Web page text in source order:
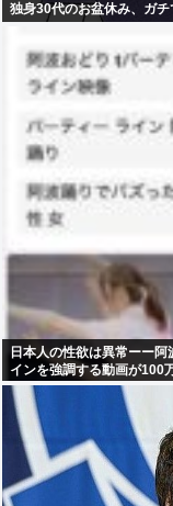
独身30代のお盆休み、ガ
日本人の性欲は異常ーー
インを強調する動画が100